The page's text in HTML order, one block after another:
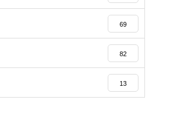
69
82
13
エイジングケアで最近気になっ
ているスキンケア製品・・・エ
クソソームコスメ
エイジングケアで最近気になっ
ているスキンケア製品・・・幹
細胞コスメ ③